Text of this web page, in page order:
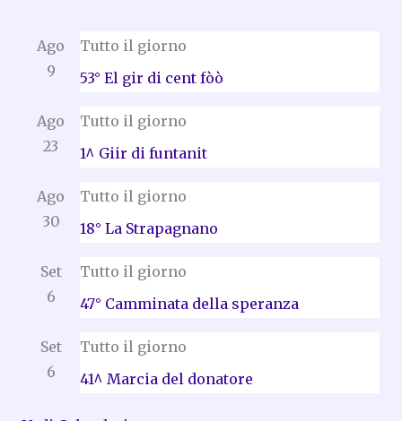
Ago
9
Tutto il giorno
53° El gir di cent fòò
Ago
23
Tutto il giorno
1^ Giir di funtanit
Ago
30
Tutto il giorno
18° La Strapagnano
Set
6
Tutto il giorno
47° Camminata della speranza
Set
6
Tutto il giorno
41^ Marcia del donatore